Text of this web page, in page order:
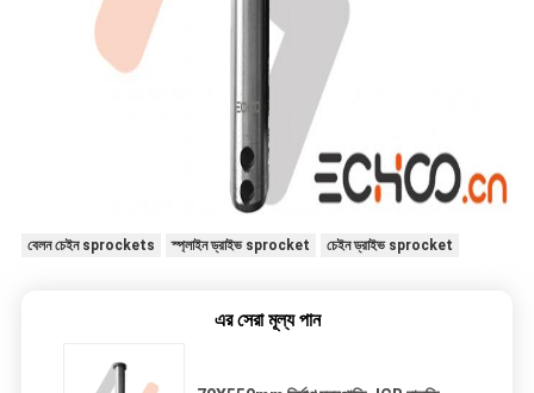
বেলন চেইন sprockets স্প্লাইন ড্রাইভ sprocket চেইন ড্রাইভ sprocket
এর সেরা মূল্য পান